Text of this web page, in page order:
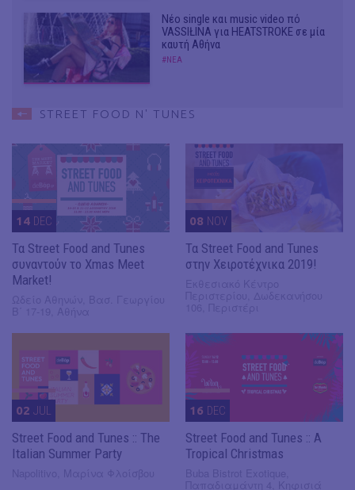
Νέο single και music video πό
VASSIŁINA για HEATSTROKE σε μία
καυτή Αθήνα
#ΝΕΑ
STREET FOOD N' TUNES
14 DEC
Τα Street Food and Tunes
συναντούν το Xmas Meet
Market!
08 NOV
Τα Street Food and Tunes
στην Χειροτέχνικα 2019!
02 JUL
Street Food and Tunes :: The
Italian Summer Party
16 DEC
Street Food and Tunes :: A
Tropical Christmas